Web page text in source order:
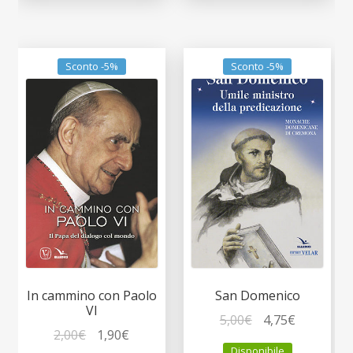
Sconto -5%
In cammino con Paolo
VI
2,00€ 1,90€
Sconto -5%
San Domenico
5,00€
prezzo
4,75€Il